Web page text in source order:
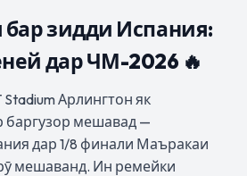
бар зидди Испания:
дар ЧМ-2026 🔥
Арлингтон як
баргузор мешавад —
дар 1/8 финали Маъракаи
мешаванд. Ин ремейки